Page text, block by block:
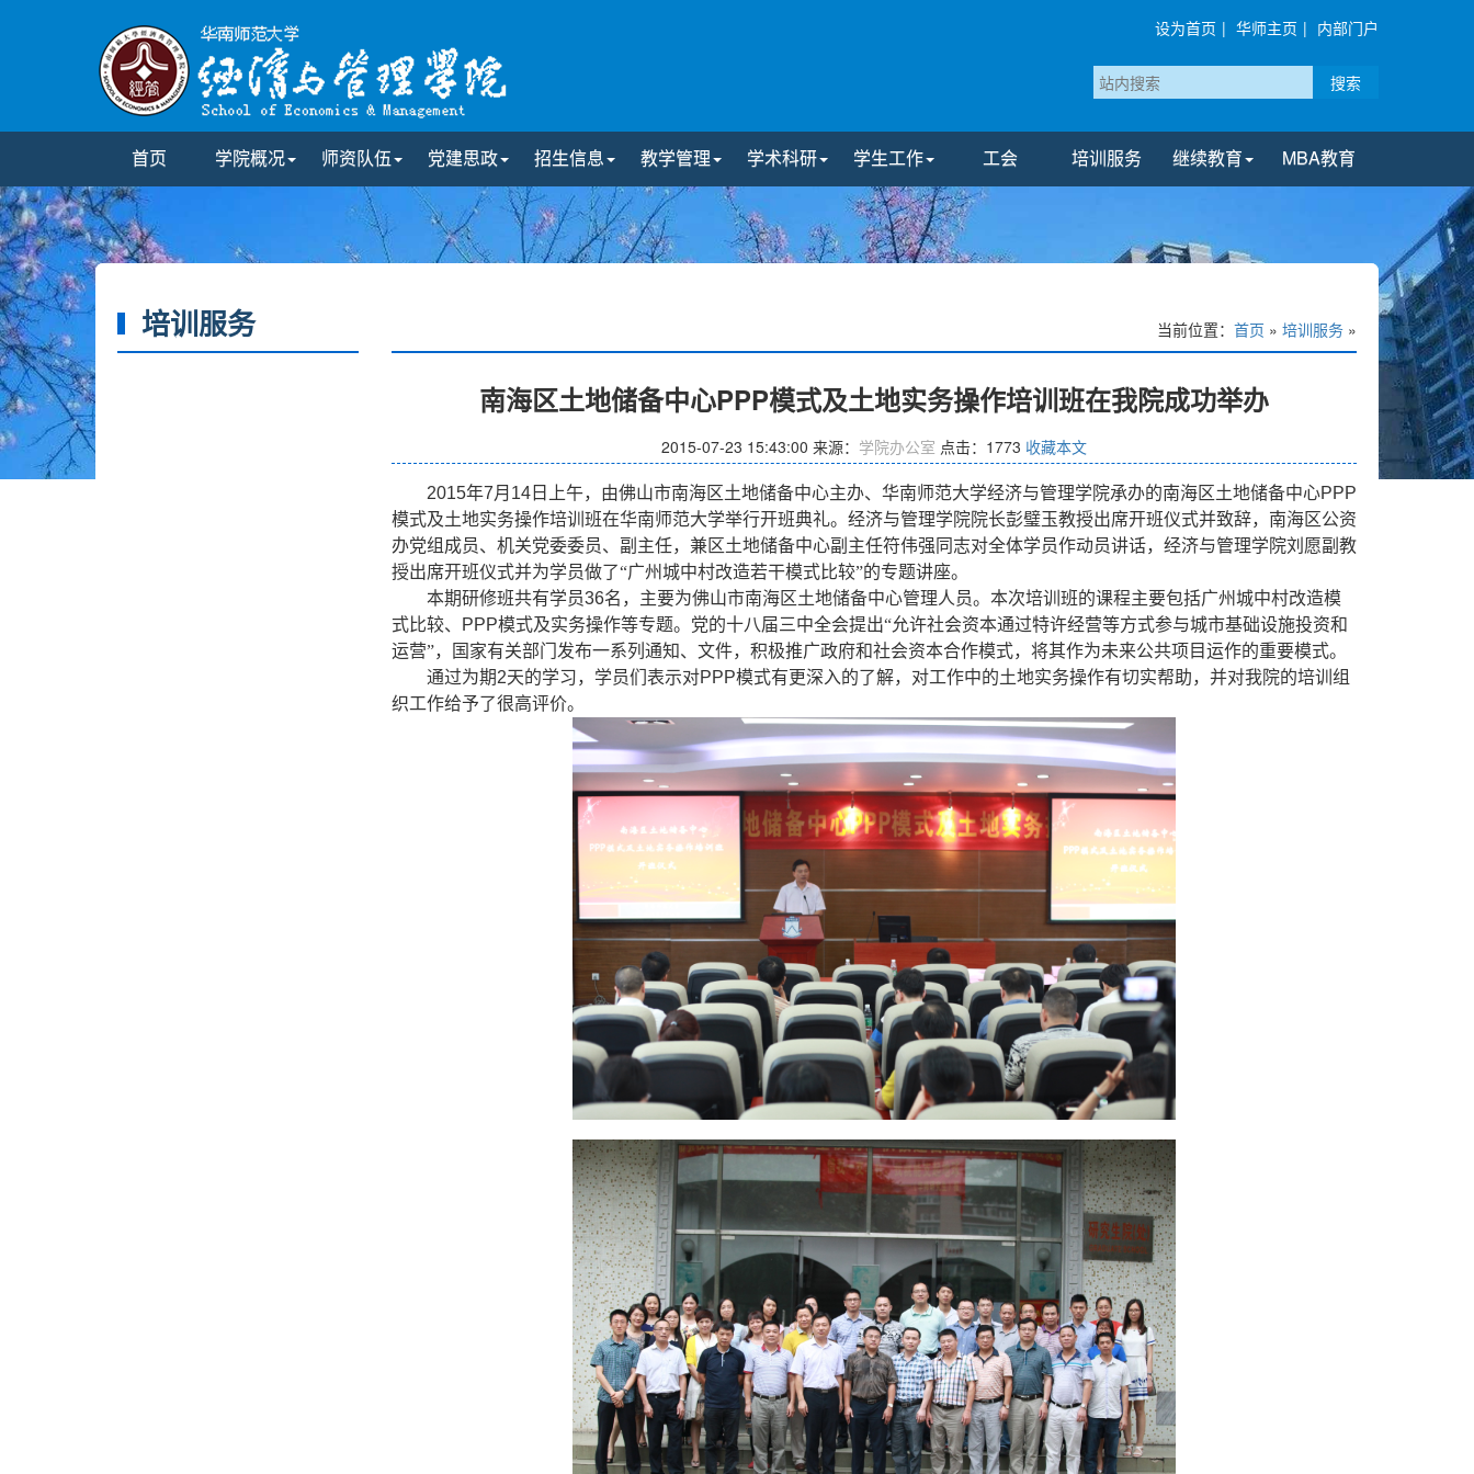
设为首页 | 华师主页 | 内部门户
搜索
首页 学院概况 师资队伍 党建思政 招生信息 教学管理 学术科研 学生工作 工会 培训服务 继续教育 MBA教育
培训服务 当前位置： 首页 » 培训服务 »
南海区土地储备中心PPP模式及土地实务操作培训班在我院成功举办
2015-07-23 15:43:00 来源： 学院办公室 点击： 1773 收藏本文
2015年7月 14 日上午，由佛山市南海区土地储备中心主办、华南师范大学经济与管理学院承办的南海区土地储备中心PPP
模式及土地实务操作培训班在华南师范大学举行开班典礼。经济与管理学院院长彭璧玉教授出席开班仪式并致辞，南海区公资
办党组成员、机关党委委员、副主任，兼区土地储备中心副主任符伟强同志对全体学员作动员讲话，经济与管理学院刘愿副教
授出席开班仪式并为学员做了“广州城中村改造若干模式比较”的专题讲座。
本期研修班共有学员36名，主要为佛山市南海区土地储备中心管理人员。本次培训班的课程主要包括广州城中村改造模
式比较、
PPP模式及实务操作等专题。党的十八届三中全会提出“允许社会资本通过特许经营等方式参与城市基础设施投资和
运营”，国家有关部门发布一系列通知、文件，积极推广政府和社会资本合作模式，将其作为未来公共项目运作的重要模式。
通过为期2天的学习，学员们表示对PPP模式有更深入的了解，对工作中的土地实务操作有切实帮助，并对我院的培训组
织工作给予了很高评价。